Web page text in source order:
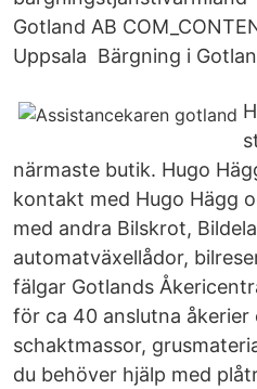
Gotland AB
Uppsala Bärgning i
närmaste butik. Hugo
kontakt med Hugo Hägg
med andra Bilskrot,
automatväxellådor,
fälgar Gotlands
för ca 40 anslutna
schaktmassor,
du behöver hjälp med